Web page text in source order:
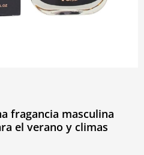
fragancia masculina
el verano y climas